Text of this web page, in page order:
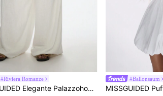
#Riviera Romanze
MISSGUIDED Elegante Palazzohose mit weitem Bein und gerüschter Taillenverzierung, fließende Leinenblend Urlaubsmode, perfekt für Strand, Sommerhochzeit, lässigen Abendauftritt
#Ballonsaum